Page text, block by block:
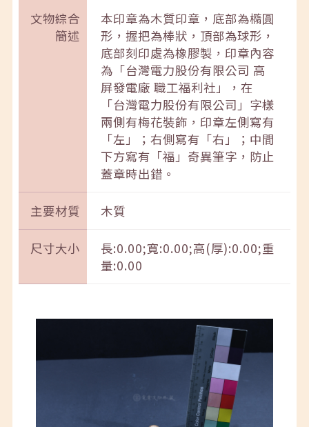
文物綜合
簡述
本印章為木質印章，底部為橢圓
形，握把為棒狀，頂部為球形，
底部刻印處為橡膠製，印章內容
為「台灣電力股份有限公司 高
屏發電廠 職工福利社」，在
「台灣電力股份有限公司」字樣
兩側有梅花裝飾，印章左側寫有
「左」；右側寫有「右」；中間
下方寫有「福」奇異筆字，防止
蓋章時出錯。
主要材質 木質
尺寸大小
長:0.00;寬:0.00;高(厚):0.00;重
量:0.00